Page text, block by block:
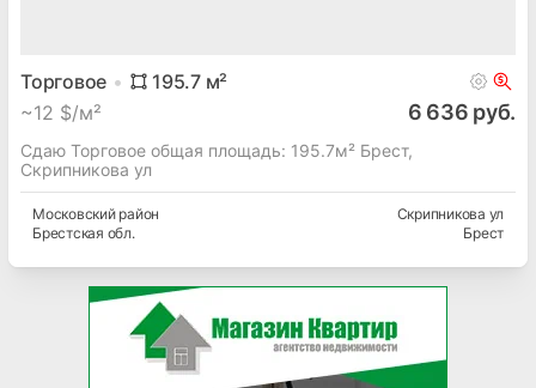
Торговое 195.7м²
~12 $/м² 6 636 руб.
Сдаю Торговое общая площадь: 195.7м² Брест,
Скрипникова ул
Московскийрайон
Брестская обл.
Скрипникова ул
Брест